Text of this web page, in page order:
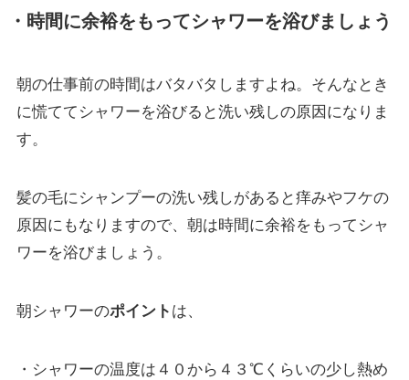
・時間に余裕をもってシャワーを浴びましょう
朝の仕事前の時間はバタバタしますよね。そんなとき
に慌ててシャワーを浴びると洗い残しの原因になりま
す。
髪の毛にシャンプーの洗い残しがあると痒みやフケの
原因にもなりますので、朝は時間に余裕をもってシャ
ワーを浴びましょう。
朝シャワーのポイント は、
・シャワーの温度は４０から４３℃くらいの少し熱め